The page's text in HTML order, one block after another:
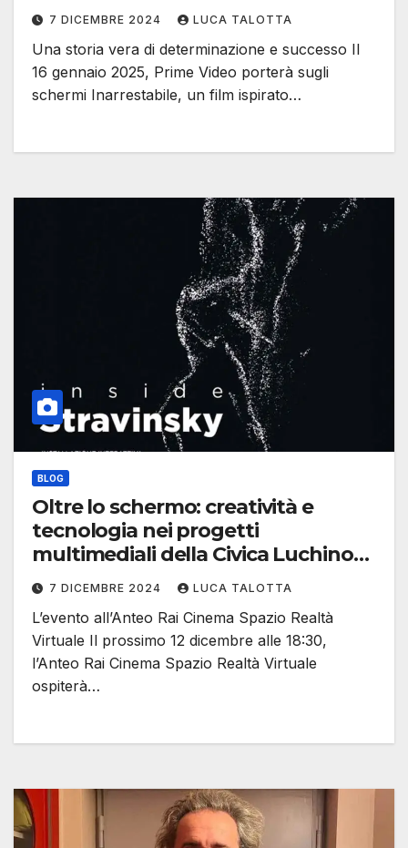
7 DICEMBRE 2024 LUCA TALOTTA
Una storia vera di determinazione e successo Il
16 gennaio 2025, Prime Video porterà sugli
schermi Inarrestabile, un film ispirato…
BLOG
Oltre lo schermo: creatività e
tecnologia nei progetti
multimediali della Civica Luchino
Visconti
7 DICEMBRE 2024 LUCA TALOTTA
L’evento all’Anteo Rai Cinema Spazio Realtà
Virtuale Il prossimo 12 dicembre alle 18:30,
l’Anteo Rai Cinema Spazio Realtà Virtuale
ospiterà…